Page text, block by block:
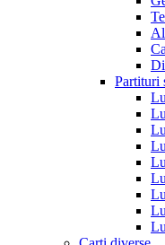
Partituri